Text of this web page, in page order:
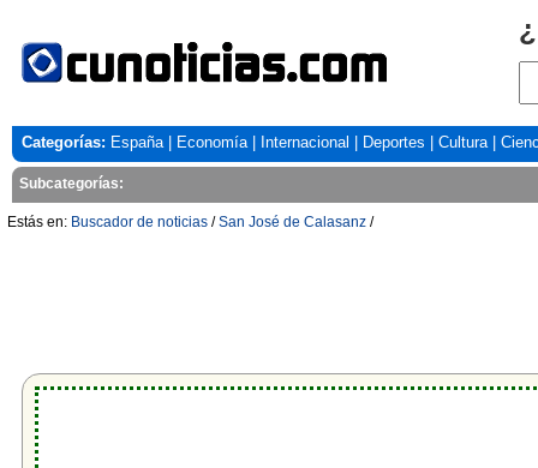
Categorías: España| Economía| Internacional Deportes Cultura|
Subcategorías:
Estás en: Buscador de noticias /San José de Calasanz /